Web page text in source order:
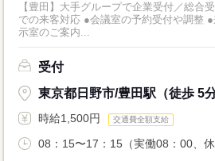
【豊田】大手グループで企業受付／総合
での来客対応 ●会議室の予約受付や調整
示室のご案内...
受付
東京都日野市/豊田駅（徒歩 5分
時給1,500円 交通費全額支給
08：15〜17：15（実働08：00、休